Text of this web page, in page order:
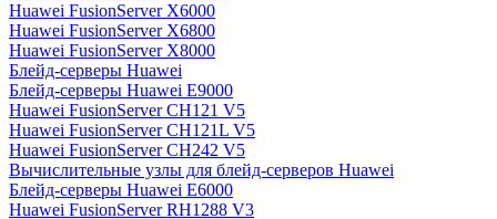
Huawei FusionServer X6000
Huawei FusionServer X6800
Huawei FusionServer X8000
Блейд-серверы Huawei
Блейд-серверы Huawei E9000
Huawei FusionServer CH121 V5
Huawei FusionServer CH121L V5
Huawei FusionServer CH242 V5
Вычислительные узлы для блейд-серверов Huawei
Блейд-серверы Huawei E6000
Huawei FusionServer RH1288 V3